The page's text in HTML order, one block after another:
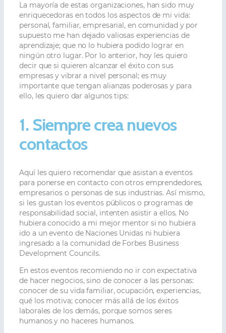
La mayoría de estas organizaciones, han sido muy
enriquecedoras en todos los aspectos de mi vida:
personal, familiar, empresarial, en comunidad y por
supuesto me han dejado valiosas experiencias de
aprendizaje; que no lo hubiera podido lograr en
ningún otro lugar. Por lo anterior, hoy les quiero
decir que si quieren alcanzar el éxito con sus
empresas y vibrar a nivel personal; es muy
importante que tengan alianzas poderosas y para
ello, les quiero dar algunos tips:
1. Siempre crea nuevos
contactos
Aquí les quiero recomendar que asistan a eventos
para ponerse en contacto con otros emprendedores,
empresarios o personas de sus industrias. Así mismo,
si les gustan los eventos públicos o programas de
responsabilidad social, intenten asistir a ellos. No
hubiera conocido a mi mejor mentor si no hubiera
ido a un evento de Naciones Unidas ni hubiera
ingresado a la comunidad de Forbes Business
Development Councils.
En estos eventos recomiendo no ir con expectativa
de hacer negocios, sino de conocer a las personas:
conocer de su vida familiar, ocupación, experiencias,
qué los motiva; conocer más allá de los éxitos
laborales de los demás, porque somos seres
humanos y no haceres humanos.